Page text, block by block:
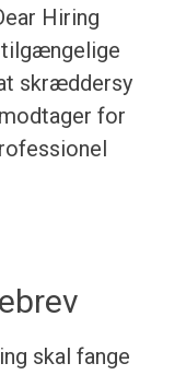
Hiring
tilgængelige
skræddersy
for
skal fange